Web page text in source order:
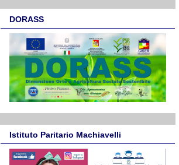
DORASS
Istituto Paritario Machiavelli